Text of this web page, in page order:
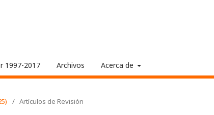
1997-2017 Archivos Acerca de
/ Artículos de Revisión